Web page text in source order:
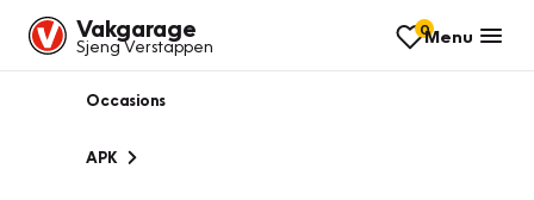
Vakgarage
Sjeng Verstappen
0Menu
Occasions
APK